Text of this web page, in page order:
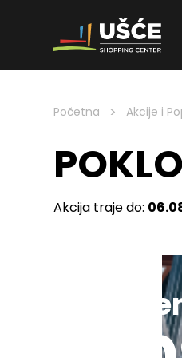
Skip to content
Početna > Akcije i
Akcija traje do: